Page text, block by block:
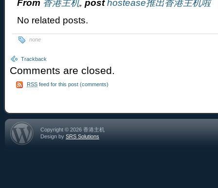
From 香港主机, post hostease推出香港主机啦
No related posts.
none
Trackback
Comments are closed.
RSS feed for this post (comments)
Copyright © 2026 香港主机
Design by SRS Solutions